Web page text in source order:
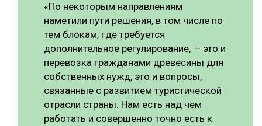
«По некоторым направлениям
наметили пути решения, в том числе по
тем блокам, где требуется
дополнительное регулирование, — это и
перевозка гражданами древесины для
собственных нужд, это и вопросы,
связанные с развитием туристической
отрасли страны. Нам есть над чем
работать и совершенно точно есть к